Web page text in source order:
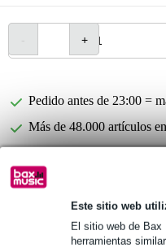
Este sitio web
El sitio web de
herramientas
Pedido antes de 23:00 =
Más de 48.000 artículos
Información del
armónica diatónica